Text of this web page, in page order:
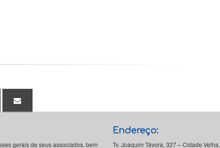
gerais de seus associados, bem
Endereço:
Tv. Joaquim Távora, 327 – Cidade Velha,